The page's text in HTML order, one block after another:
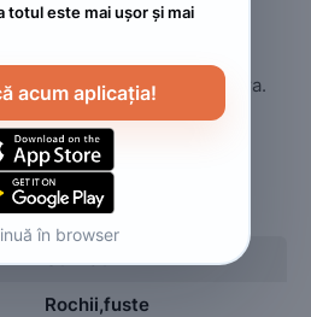
purtat atat ziua cat si seara.
bun si calitativ.
Rochii,fuste
totul este mai ușor și mai
acum aplicația!
în browser